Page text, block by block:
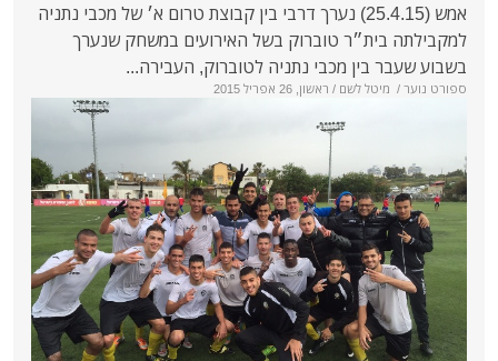
אמש (25.4.15) נערך דרבי בין קבוצת טרום א׳ של מכבי נתניה
בית״ר טוברוק בשל האירועים במשחק שנערך
בין מכבי נתניה לטוברוק, העבירה...
מיטל לשם / ראשון, 26 אפריל 2015